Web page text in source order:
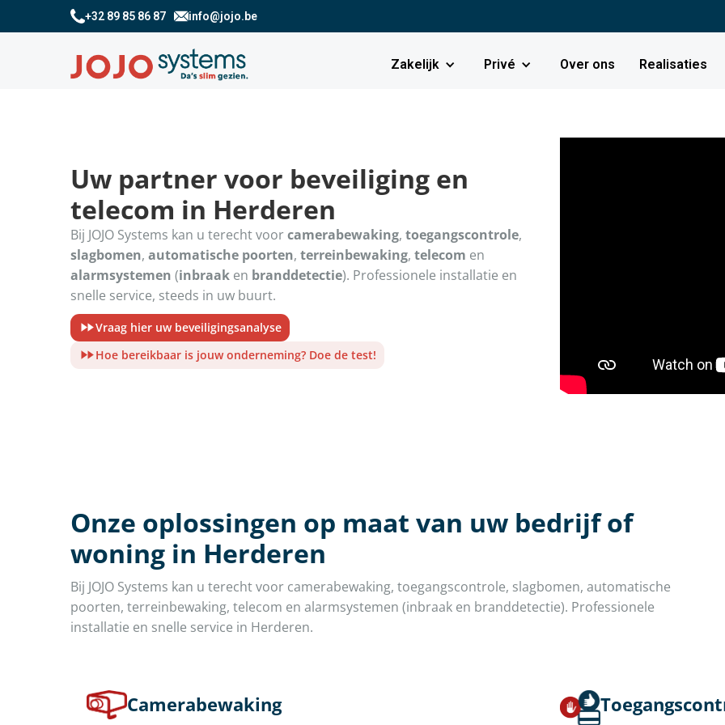
+32 89 85 86 87 info@jojo.be
Zakelijk Privé Over ons Realisaties
Uw partner voor beveiliging en
telecom in Herderen
Bij JOJO Systems kan u terecht voorcamerabewaking, toegangscontrole,
slagbomen, automatische poorten, terreinbewaking, telecom en
alarmsystemen (inbraak en branddetectie). Professionele installatie en
snelle service, steeds in uw buurt.
Vraag hier uw beveiligingsanalyse
Hoe bereikbaar is jouw onderneming? Doe de test!
Onze oplossingen op maat van uw bedrijf of
woning in Herderen
Bij JOJO Systems kan u terecht voor camerabewaking, toegangscontrole, slagbomen, automatische
poorten, terreinbewaking, telecom en alarmsystemen (inbraak en branddetectie). Professionele
installatie en snelle service in Herderen.
Camerabewaking